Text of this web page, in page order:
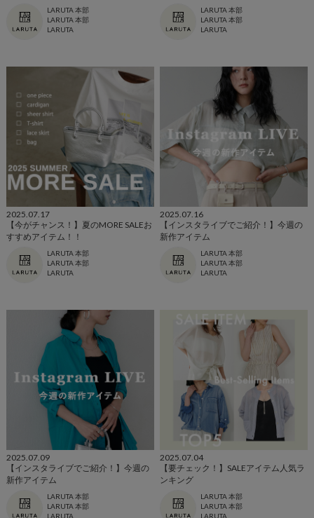
LARUTA 本部
LARUTA 本部
LARUTA
LARUTA 本部
LARUTA 本部
LARUTA
2025.07.17
【今がチャンス！】夏のMORE SALEお
すすめアイテム！！
LARUTA 本部
LARUTA 本部
LARUTA
2025.07.16
【インスタライブでご紹介！】今週の
新作アイテム
LARUTA 本部
LARUTA 本部
LARUTA
2025.07.09
【インスタライブでご紹介！】今週の
新作アイテム
LARUTA 本部
LARUTA 本部
LARUTA
2025.07.04
【要チェック！】SALEアイテム人気ラ
ンキング
LARUTA 本部
LARUTA 本部
LARUTA